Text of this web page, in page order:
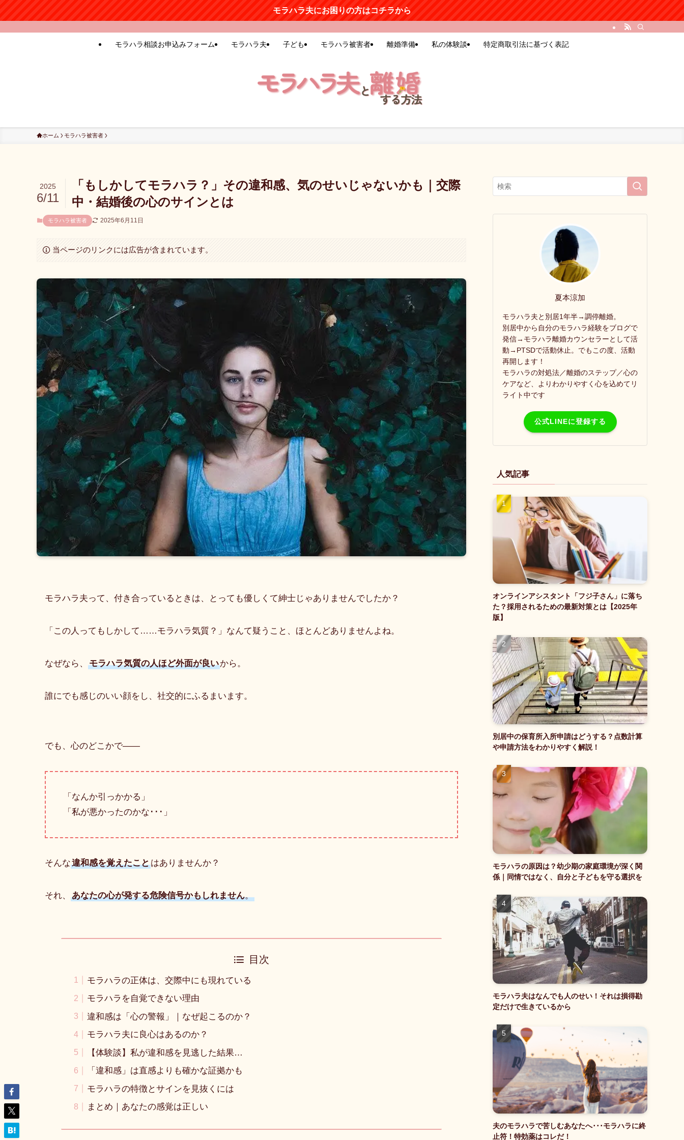
モラハラ夫にお困りの方はコチラから
モラハラ相談お申込みフォーム モラハラ夫 子ども モラハラ被害者 離婚準備 私の体験談 特定商取引法に基づく表記
ホーム モラハラ被害者
「もしかしてモラハラ？」その違和感、気のせいじゃないかも｜交際
中・結婚後の心のサインとは
2025
6/11
モラハラ被害者 2025年6月11日
当ページのリンクには広告が含まれています。
モラハラ夫って、付き合っているときは、とっても優しくて紳士じゃありませんでしたか？
「この人ってもしかして……モラハラ気質？」なんて疑うこと、ほとんどありませんよね。
なぜなら、 モラハラ気質の人ほど外面が良いから。
誰にでも感じのいい顔をし、社交的にふるまいます。
でも、心のどこかで――
「なんか引っかかる」
「私が悪かったのかな･･･」
そんな違和感を覚えたことはありませんか？
それ、 あなたの心が発する危険信号かもしれません。
目次
モラハラの正体は、交際中にも現れている
モラハラを自覚できない理由
違和感は「心の警報」｜なぜ起こるのか？
モラハラ夫に良心はあるのか？
【体験談】私が違和感を見逃した結果…
「違和感」は直感よりも確かな証拠かも
モラハラの特徴とサインを見抜くには
まとめ｜あなたの感覚は正しい
夏本涼加
モラハラ夫と別居1年半→調停離婚。
別居中から自分のモラハラ経験をブログで
発信→モラハラ離婚カウンセラーとして活
動→PTSDで活動休止。でもこの度、活動
再開します！
モラハラの対処法／離婚のステップ／心の
ケアなど、よりわかりやすく心を込めてリ
ライト中です
公式LINEに登録する
人気記事
オンラインアシスタント「フジ子さん」に落ち
た？採用されるための最新対策とは【2025年
版】
別居中の保育所入所申請はどうする？点数計算
や申請方法をわかりやすく解説！
モラハラの原因は？幼少期の家庭環境が深く関
係｜同情ではなく、自分と子どもを守る選択を
モラハラ夫はなんでも人のせい！それは損得勘
定だけで生きているから
夫のモラハラで苦しむあなたへ･･･モラハラに終
止符！特効薬はコレだ！